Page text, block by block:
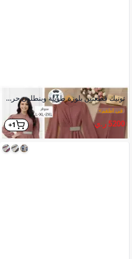
تونيك قطعتين بلوزة طويلة وبنطلون حرير باربي بقصة غير متماثلة وكسرات انسيابية
في اطقم>
5200 ر.ي 1+